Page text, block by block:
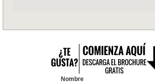
Nombre